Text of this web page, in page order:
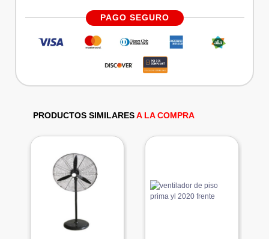
PAGO SEGURO
PRODUCTOS SIMILARESA LA COMPRA